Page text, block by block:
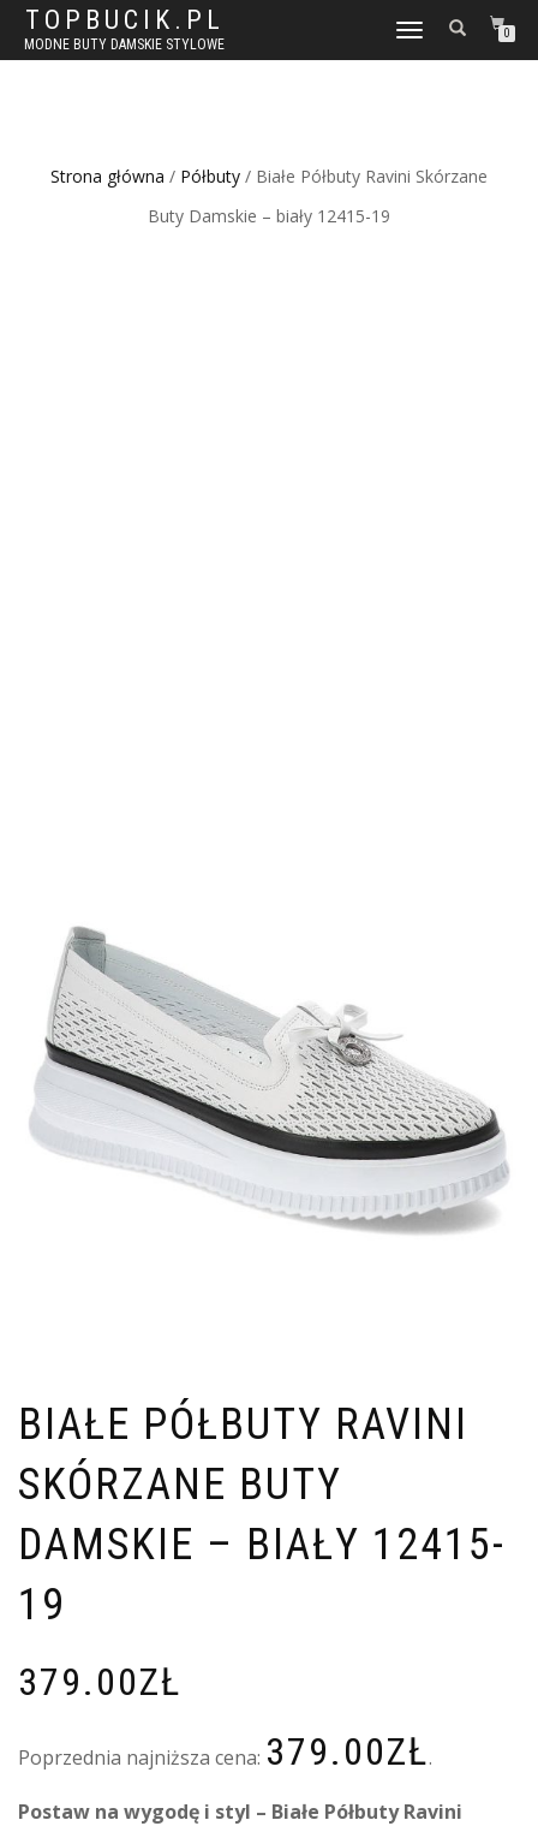
TOPBUCIK.PL
MODNE BUTY DAMSKIE STYLOWE
WŁĄCZ
NAWIGACJĘ
0
Strona główna / Półbuty / Białe Półbuty Ravini Skórzane
Buty Damskie – biały 12415-19
BIAŁE PÓŁBUTY RAVINI
SKÓRZANE BUTY
DAMSKIE – BIAŁY 12415-
19
379.00ZŁ
Poprzednia najniższa cena: 379.00ZŁ.
Postaw na wygodę i styl – Białe Półbuty Ravini